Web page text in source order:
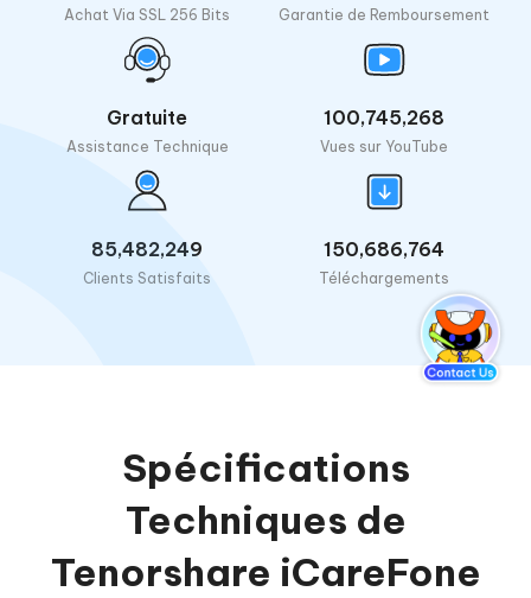
Achat Via SSL 256 Bits Garantie de Remboursement
Gratuite
Assistance Technique
100,745,268
Vues sur YouTube
85,482,249
Clients Satisfaits
150,686,764
Téléchargements
Spécifications
Techniques de
Tenorshare iCareFone